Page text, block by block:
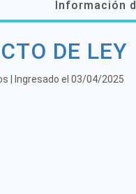
Información
DE LEY
| Ingresado el 03/04/2025